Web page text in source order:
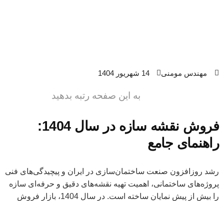
مهندس مومنی 14 شهریور 1404
به این صفحه رتبه بدهید
فروش نقشه سازه در سال 1404:
راهنمای جامع
رشد روزافزون صنعت ساختمان‌سازی در ایران و پیچیدگی‌های فنی
پروژه‌های ساختمانی، اهمیت تهیه نقشه‌های دقیق و حرفه‌ای سازه
را بیش از پیش نمایان ساخته است. در سال 1404، بازار فروش